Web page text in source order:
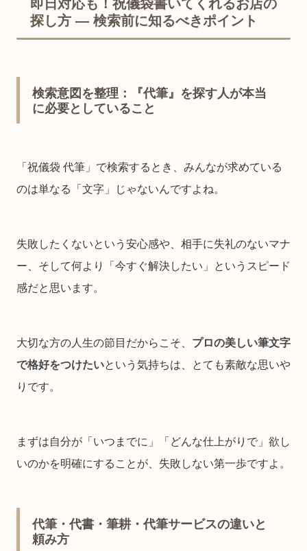
即日対応も！祝儀袋書いてくれるお店の
探し方 ― 検索前に知るべきポイント
検索意図を整理：『代筆』を探す人が本当
に必要としていること
「祝儀袋 代筆」で検索するとき、みんなが求めている
のは単なる「文字」じゃないんですよね。
失敗したくないという安心感や、相手に失礼のないマナ
ー、そして何より「今すぐ解決したい」というスピード
感だと思います。
大切な方の人生の節目だからこそ、 プロの美しい筆文字
で格好をつけたいという気持ちは、とても素敵な思いや
りです。
まずは自分が「いつまでに」「どんな仕上がりで」欲し
いのかを明確にすることが、失敗しない第一歩ですよ。
代筆・代書・筆耕・代筆サービスの違いと
頼み方